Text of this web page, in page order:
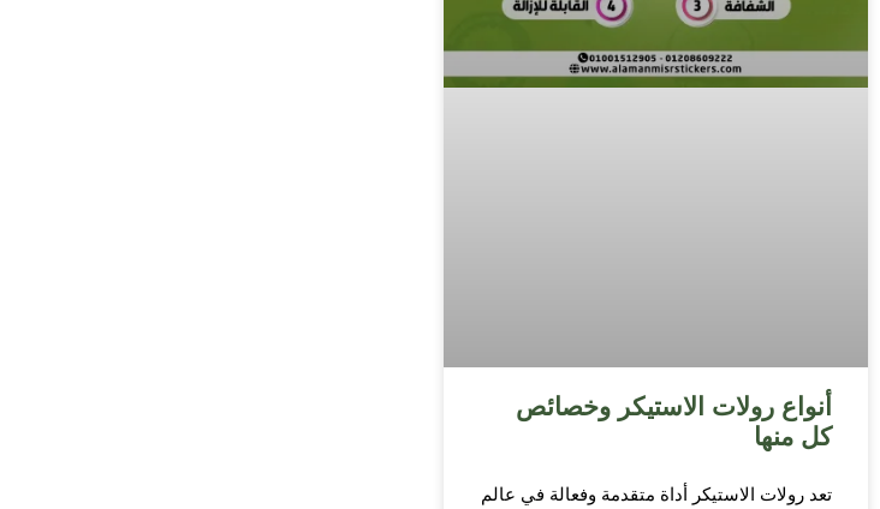
أنواع رولات الاستيكر وخصائص
كل منها
تعد رولات الاستيكر أداة متقدمة وفعالة في عالم